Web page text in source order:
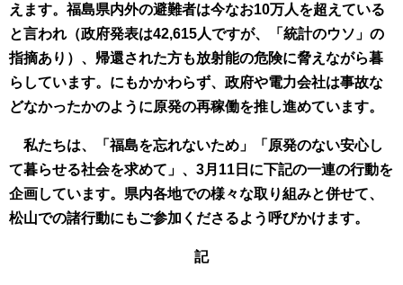
えます。福島県内外の避難者は今なお10万人を超えている
と言われ（政府発表は42,615人ですが、「統計のウソ」の
指摘あり）、帰還された方も放射能の危険に脅えながら暮
らしています。にもかかわらず、政府や電力会社は事故な
どなかったかのように原発の再稼働を推し進めています。
私たちは、「福島を忘れないため」「原発のない安心し
て暮らせる社会を求めて」、3月11日に下記の一連の行動を
企画しています。県内各地での様々な取り組みと併せて、
松山での諸行動にもご参加くださるよう呼びかけます。
記